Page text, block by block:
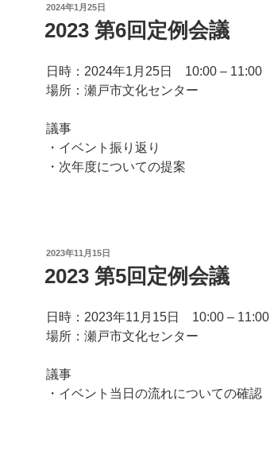
投
日:
2024年1月25日
2023 第6回定例会議
日時：2024年1月25日 10:00 – 11:00
場所：瀬戸市文化センター
議事
・イベント振り返り
・次年度についての提案
投
日:
2023年11月15日
2023 第5回定例会議
日時：2023年11月15日 10:00 – 11:00
場所：瀬戸市文化センター
議事
・イベント当日の流れについての確認